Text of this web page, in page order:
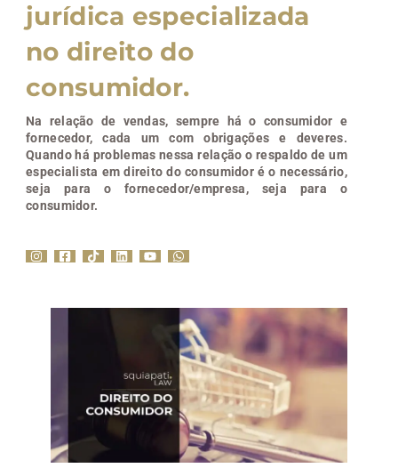
jurídica especializada
no direito do
consumidor.
Na relação de vendas, sempre há o consumidor e
fornecedor, cada um com obrigações e deveres.
Quando há problemas nessa relação o respaldo de um
especialista em direito do consumidor é o necessário,
seja para o fornecedor/empresa, seja para o
consumidor.